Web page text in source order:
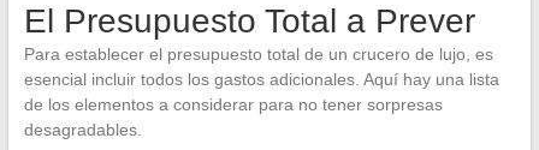
El Presupuesto Total a Prever
Para establecer el presupuesto total de un crucero de lujo, es
esencial incluir todos los gastos adicionales. Aquí hay una lista
de los elementos a considerar para no tener sorpresas
desagradables.